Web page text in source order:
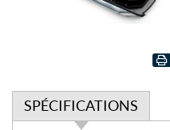
SPÉCIFICATIONS